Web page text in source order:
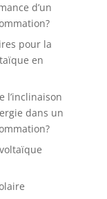
d’un
pour la
en
l’inclinaison
dans un